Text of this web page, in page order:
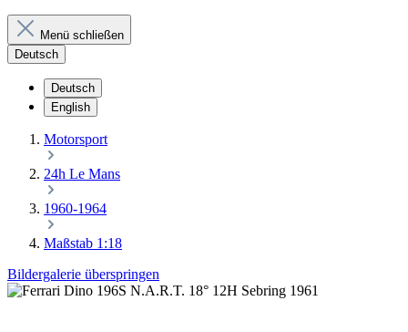
Menü schließen
Deutsch
Deutsch
English
Motorsport
24h Le Mans
1960-1964
Maßstab 1:18
Bildergalerie überspringen